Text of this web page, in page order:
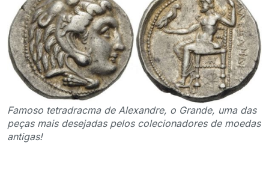
Famoso tetradracma de Alexandre, o Grande, uma das
peças mais desejadas pelos colecionadores de moedas
antigas!